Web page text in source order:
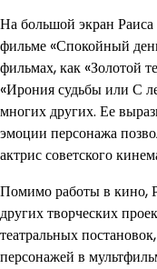
На большой экран Раиса
фильме «Спокойный
фильмах, как «Золотой
«Ирония судьбы или С
многих других. Ее
эмоции персонажа
актрис советского
Помимо работы в кино,
других творческих
театральных
персонажей в